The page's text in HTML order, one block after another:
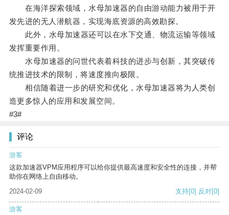
在海洋探索领域，水母加速器的自由游动能力被用于开
发先进的无人潜航器，实现海底资源的高效勘探。
此外，水母加速器还可以在水下交通、物流运输等领域
发挥重要作用。
水母加速器的问世代表着科技的进步与创新，其突破传
统推进技术的限制，将速度推向极限。
相信随着进一步的研究和优化，水母加速器将为人类创
造更多惊人的应用和发展空间。
#3#
评论
游客
这款加速器VPM应用程序可以给你提供最高速度和安全性的连接，并帮
助你在网络上自由移动。
2024-02-09
支持[0] 反对[0]
游客